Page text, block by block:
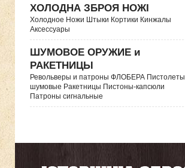
ХОЛОДНА ЗБРОЯ НОЖІ
Холодное Ножи Штыки Кортики Кинжалы
Аксессуары
ШУМОВОЕ ОРУЖИЕ и
РАКЕТНИЦЫ
Револьверы и патроны ФЛОБЕРА Пистолеты
шумовые Ракетницы Пистоны-капсюли
Патроны сигнальные